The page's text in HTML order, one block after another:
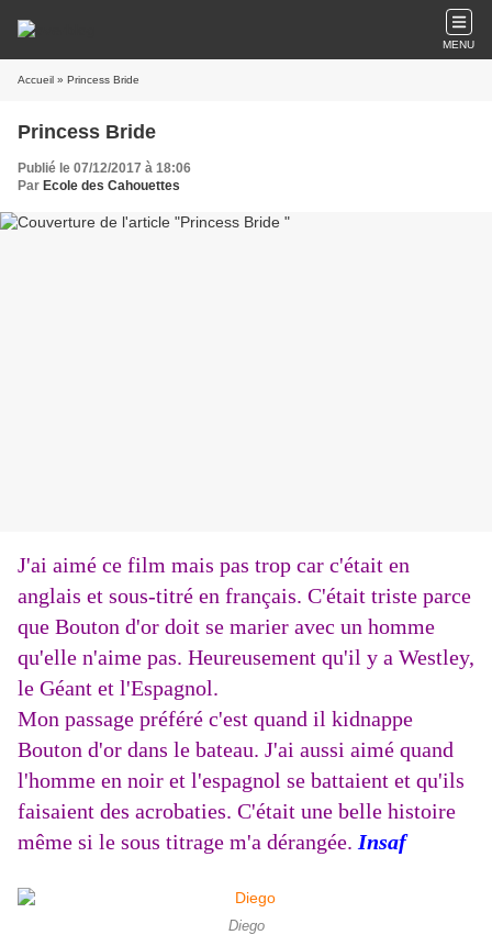
MENU
Accueil » Princess Bride
Princess Bride
Publié le 07/12/2017 à 18:06
Par Ecole des Cahouettes
J'ai aimé ce film mais pas trop car c'était en
anglais et sous-titré en français. C'était triste parce
que Bouton d'or doit se marier avec un homme
qu'elle n'aime pas. Heureusement qu'il y a Westley,
le Géant et l'Espagnol.
Mon passage préféré c'est quand il kidnappe
Bouton d'or dans le bateau. J'ai aussi aimé quand
l'homme en noir et l'espagnol se battaient et qu'ils
faisaient des acrobaties. C'était une belle histoire
même si le sous titrage m'a dérangée. Insaf
Diego